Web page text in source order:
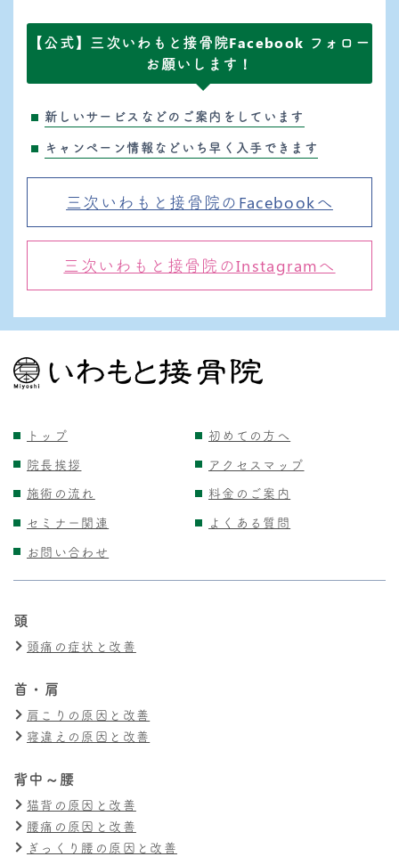
【公式】三次いわもと接骨院Facebook フォロー
お願いします！
新しいサービスなどのご案内をしています
キャンペーン情報などいち早く入手できます
三次いわもと接骨院のFacebookへ
三次いわもと接骨院のInstagramへ
トップ
初めての方へ
院長挨拶
アクセスマップ
施術の流れ
料金のご案内
セミナー関連
よくある質問
お問い合わせ
頭
頭痛の症状と改善
首・肩
肩こりの原因と改善
寝違えの原因と改善
背中～腰
猫背の原因と改善
腰痛の原因と改善
ぎっくり腰の原因と改善